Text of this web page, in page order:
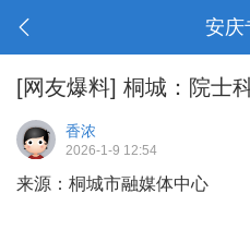
安庆
[网友爆料] 桐城：院士
香浓
2026-1-9 12:54
来源：桐城市融媒体中心